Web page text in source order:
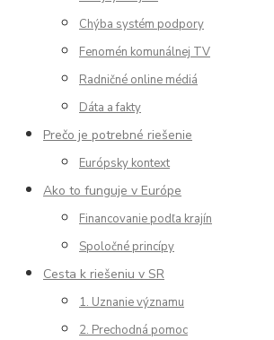
Chýba systém podpory
Fenomén komunálnej TV
Radničné online médiá
Dáta a fakty
Prečo je potrebné riešenie
Európsky kontext
Ako to funguje v Európe
Financovanie podľa krajín
Spoločné princípy
Cesta k riešeniu v SR
1. Uznanie významu
2. Prechodná pomoc